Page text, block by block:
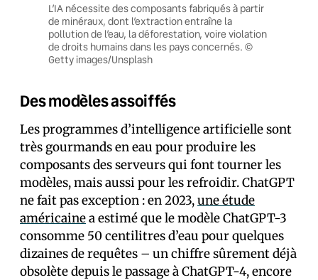
L’IA nécessite des composants fabriqués à partir
de minéraux, dont l’extraction entraîne la
pollution de l’eau, la déforestation, voire violation
de droits humains dans les pays concernés. ©
Getty images/Unsplash
Des modèles assoiffés
Les programmes d’intelligence artificielle sont
très gourmands en eau pour produire les
composants des serveurs qui font tourner les
modèles, mais aussi pour les refroidir. ChatGPT
ne fait pas exception : en 2023,une étude
américainea estimé que le modèle ChatGPT-3
consomme 50 centilitres d’eau pour quelques
dizaines de requêtes – un chiffre sûrement déjà
obsolète depuis le passage à ChatGPT-4, encore